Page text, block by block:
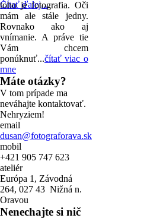
Čítať ďalej...
toho je fotografia. Oči
mám ale stále jedny.
Rovnako ako aj
vnímanie. A práve tie
Vám chcem
ponúknuť...čítať viac o
mne
Máte otázky?
V tom prípade ma
neváhajte kontaktovať.
Nehryziem!
email
dusan@fotograforava.sk
mobil
+421 905 747 623
ateliér
Európa 1, Závodná
264, 027 43 Nižná n.
Oravou
Nenechajte si nič